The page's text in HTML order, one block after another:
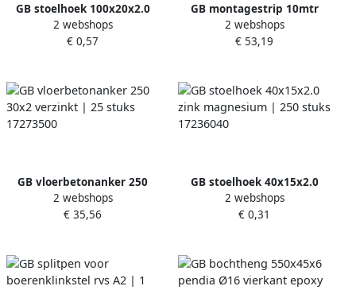
GB stoelhoek 100x20x2.0
zink magnesium | 100 stuks
17236100
2 webshops
€ 0,57
GB montagestrip 10mtr
12x0.8 rvs A2 | 1 stuk
17961212
2 webshops
€ 53,19
GB vloerbetonanker 250
30x2 verzinkt | 25 stuks
17273500
2 webshops
€ 35,56
GB stoelhoek 40x15x2.0
zink magnesium | 250 stuks
17236040
2 webshops
€ 0,31